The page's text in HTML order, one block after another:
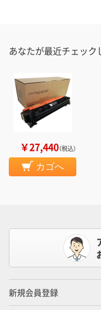
あなたが最近チェック
￥27,440（税込）
カゴへ
新規会員登録